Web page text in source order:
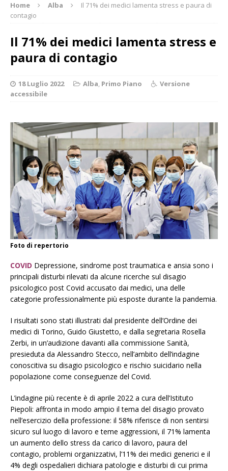
Home Alba
Il 71% dei medici lamenta stress e paura di
contagio
Il 71% dei medici lamenta stress e
paura di contagio
18 Luglio 2022 Alba, Primo Piano
Versione
accessibile
Foto di repertorio
COVID Depressione, sindrome post traumatica e ansia sono i
principali disturbi rilevati da alcune ricerche sul disagio
psicologico post Covid accusato dai medici, una delle
categorie professionalmente più esposte durante la pandemia.
I risultati sono stati illustrati dal presidente dell’Ordine dei
medici di Torino, Guido Giustetto, e dalla segretaria Rosella
Zerbi, in un’audizione davanti alla commissione Sanità,
presieduta da Alessandro Stecco, nell’ambito dell’indagine
conoscitiva su disagio psicologico e rischio suicidario nella
popolazione come conseguenze del Covid.
L’indagine più recente è di aprile 2022 a cura dell’Istituto
Piepoli: affronta in modo ampio il tema del disagio provato
nell’esercizio della professione: il 58% riferisce di non sentirsi
sicuro sul luogo di lavoro e teme aggressioni, il 71% lamenta
un aumento dello stress da carico di lavoro, paura del
contagio, problemi organizzativi, l’11% dei medici generici e il
4% degli ospedalieri dichiara patologie e disturbi di cui prima